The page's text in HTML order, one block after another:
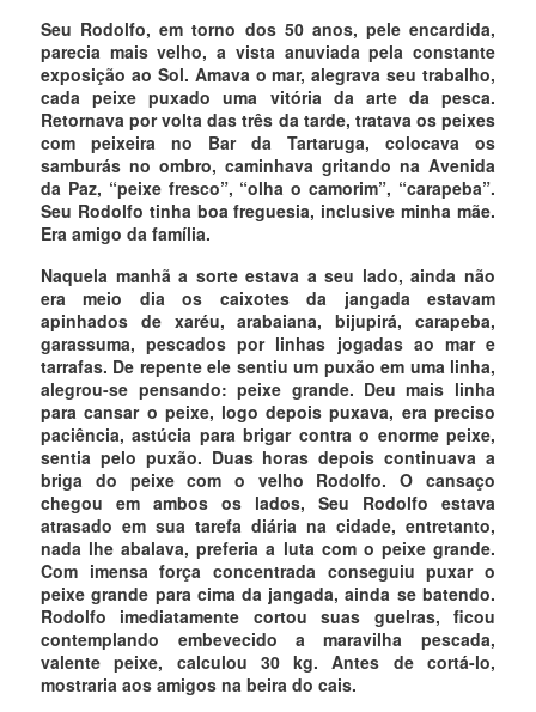
Seu Rodolfo, em torno dos 50 anos, pele encardida,
parecia mais velho, a vista anuviada pela constante
exposição ao Sol. Amava o mar, alegrava seu trabalho,
cada peixe puxado uma vitória da arte da pesca.
Retornava por volta das três da tarde, tratava os peixes
com peixeira no Bar da Tartaruga, colocava os
samburás no ombro, caminhava gritando na Avenida
da Paz, “peixe fresco”, “olha o camorim”, “carapeba”.
Seu Rodolfo tinha boa freguesia, inclusive minha mãe.
Era amigo da família.
Naquela manhã a sorte estava a seu lado, ainda não
era meio dia os caixotes da jangada estavam
apinhados de xaréu, arabaiana, bijupirá, carapeba,
garassuma, pescados por linhas jogadas ao mar e
tarrafas. De repente ele sentiu um puxão em uma linha,
alegrou-se pensando: peixe grande. Deu mais linha
para cansar o peixe, logo depois puxava, era preciso
paciência, astúcia para brigar contra o enorme peixe,
sentia pelo puxão. Duas horas depois continuava a
briga do peixe com o velho Rodolfo. O cansaço
chegou em ambos os lados, Seu Rodolfo estava
atrasado em sua tarefa diária na cidade, entretanto,
nada lhe abalava, preferia a luta com o peixe grande.
Com imensa força concentrada conseguiu puxar o
peixe grande para cima da jangada, ainda se batendo.
Rodolfo imediatamente cortou suas guelras, ficou
contemplando embevecido a maravilha pescada,
valente peixe, calculou 30 kg. Antes de cortá-lo,
mostraria aos amigos na beira do cais.